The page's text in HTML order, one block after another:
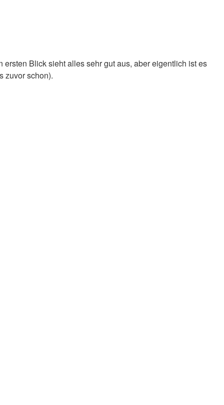
Blick sieht alles sehr gut aus, aber eigentlich ist es
zuvor schon).